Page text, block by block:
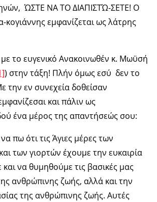
ΏΣΤΕ ΝΑ ΤΟ ΔΙΑΠΙΣΤΏ-ΣΕΤΕ! Ο
εμφανίζεται ως λάτρης
το ευγενικό Ανακοινωθέν κ. Μωϋσή
) στην τάξη! Πλήν όμως εσύ δεν το
την εν συνεχεία δοθείσαν
και πάλιν ως
ένα μέρος της απαντήσεώς σου:
πω ότι τις Άγιες μέρες των
των γιορτών έχουμε την ευκαιρία
να θυμηθούμε τις βασικές μας
ανθρώπινης ζωής, αλλά και την
της ανθρώπινης ζωής. Αυτές